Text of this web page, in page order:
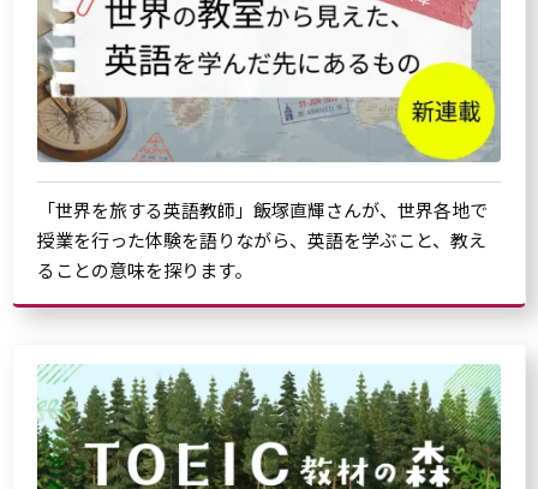
「世界を旅する英語教師」飯塚直輝さんが、世界各地で
授業を行った体験を語りながら、英語を学ぶこと、教え
ることの意味を探ります。